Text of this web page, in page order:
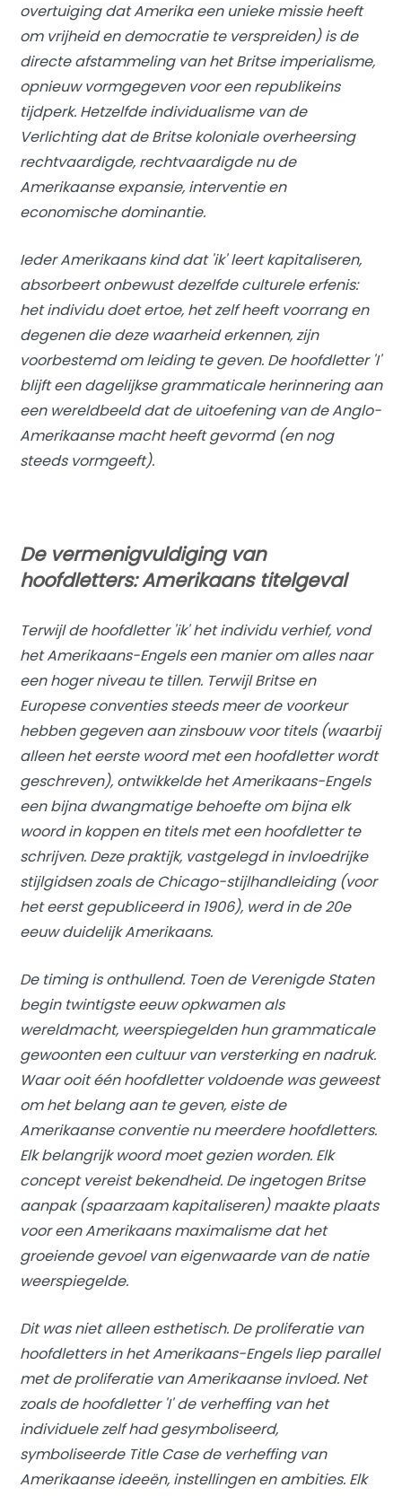
overtuiging dat Amerika een unieke missie heeft
om vrijheid en democratie te verspreiden) is de
directe afstammeling van het Britse imperialisme,
opnieuw vormgegeven voor een republikeins
tijdperk. Hetzelfde individualisme van de
Verlichting dat de Britse koloniale overheersing
rechtvaardigde, rechtvaardigde nu de
Amerikaanse expansie, interventie en
economische dominantie.
Ieder Amerikaans kind dat 'ik' leert kapitaliseren,
absorbeert onbewust dezelfde culturele erfenis:
het individu doet ertoe, het zelf heeft voorrang en
degenen die deze waarheid erkennen, zijn
voorbestemd om leiding te geven. De hoofdletter 'I'
blijft een dagelijkse grammaticale herinnering aan
een wereldbeeld dat de uitoefening van de Anglo-
Amerikaanse macht heeft gevormd (en nog
steeds vormgeeft).
De vermenigvuldiging van
hoofdletters: Amerikaans titelgeval
Terwijl de hoofdletter 'ik' het individu verhief, vond
het Amerikaans-Engels een manier om alles naar
een hoger niveau te tillen. Terwijl Britse en
Europese conventies steeds meer de voorkeur
hebben gegeven aan zinsbouw voor titels (waarbij
alleen het eerste woord met een hoofdletter wordt
geschreven), ontwikkelde het Amerikaans-Engels
een bijna dwangmatige behoefte om bijna elk
woord in koppen en titels met een hoofdletter te
schrijven. Deze praktijk, vastgelegd in invloedrijke
stijlgidsen zoals de Chicago-stijlhandleiding(voor
het eerst gepubliceerd in 1906), werd in de 20e
eeuw duidelijk Amerikaans.
De timing is onthullend. Toen de Verenigde Staten
begin twintigste eeuw opkwamen als
wereldmacht, weerspiegelden hun grammaticale
gewoonten een cultuur van versterking en nadruk.
Waar ooit één hoofdletter voldoende was geweest
om het belang aan te geven, eiste de
Amerikaanse conventie nu meerdere hoofdletters.
Elk belangrijk woord moet gezien worden. Elk
concept vereist bekendheid. De ingetogen Britse
aanpak (spaarzaam kapitaliseren) maakte plaats
voor een Amerikaans maximalisme dat het
groeiende gevoel van eigenwaarde van de natie
weerspiegelde.
Dit was niet alleen esthetisch. De proliferatie van
hoofdletters in het Amerikaans-Engels liep parallel
met de proliferatie van Amerikaanse invloed. Net
zoals de hoofdletter 'I' de verheffing van het
individuele zelf had gesymboliseerd,
symboliseerde Title Case de verheffing van
Amerikaanse ideeën, instellingen en ambities. Elk